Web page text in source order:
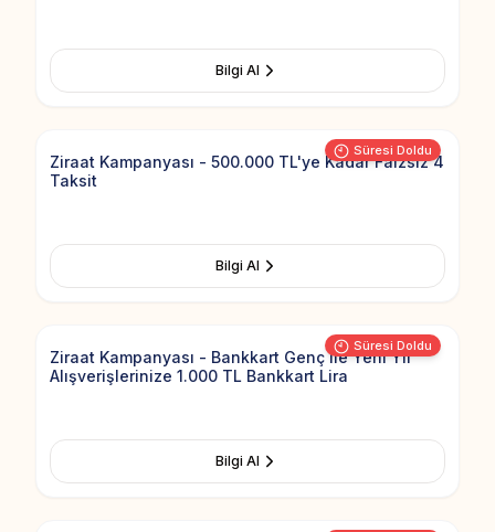
Bilgi Al
Süresi Doldu
Add to
Ziraat Kampanyası - 500.000 TL'ye Kadar Faizsiz 4
Taksit
Bilgi Al
Süresi Doldu
Add to
Ziraat Kampanyası - Bankkart Genç ile Yeni Yıl
Alışverişlerinize 1.000 TL Bankkart Lira
Bilgi Al
Add to